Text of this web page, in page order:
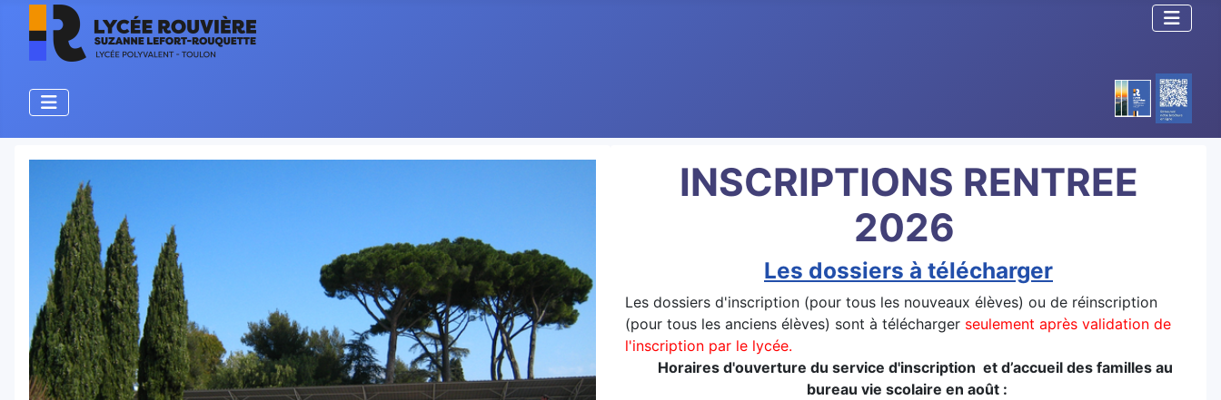
INSCRIPTIONS RENTREE
2026
Les dossiers à télécharger
Les dossiers d'inscription (pour tous les nouveaux élèves) ou de réinscription
(pour tous les anciens élèves) sont à télécharger seulement après validation de
l'inscription par le lycée.
Horaires d'ouverture du service d'inscription et d’accueil des familles au
bureau vie scolaire en août :